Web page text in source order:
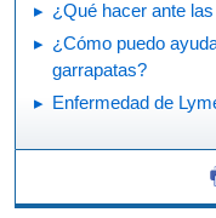
¿Qué hacer ante
¿Cómo puedo
garrapatas?
Enfermedad de